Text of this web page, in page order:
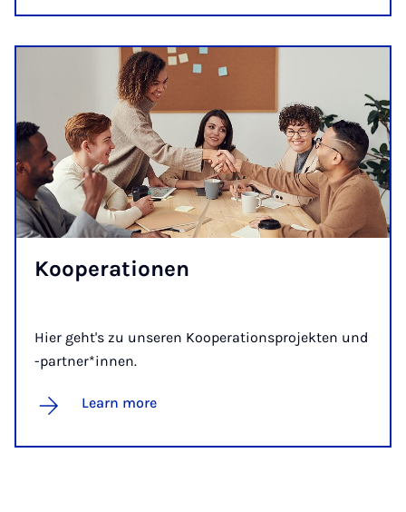
Ko­op­er­a­tion­en
Hier geht's zu unseren Kooperationsprojekten und
-partner*innen.
Learn more